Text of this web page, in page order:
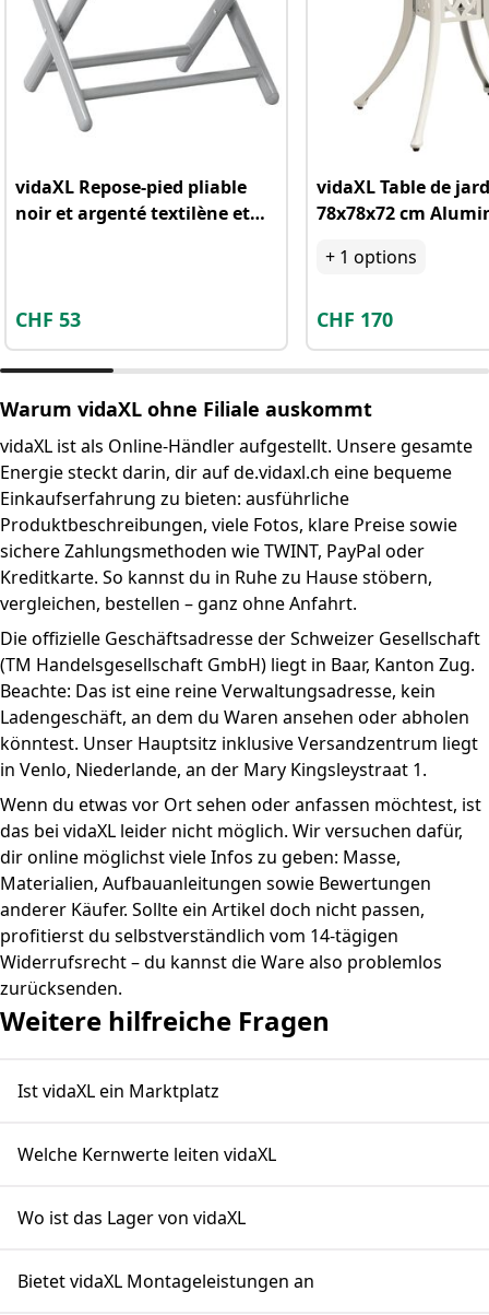
vidaXL Repose-pied pliable
noir et argenté textilène et
CHF 53
vidaXL Table de
78x78x72 cm
+ 1 options
CHF 170
Warum vidaXL ohne Filiale auskommt
vidaXL ist als Online-Händler aufgestellt. Unsere gesamte
Energie steckt darin, dir auf de.vidaxl.ch eine bequeme
Einkaufserfahrung zu bieten: ausführliche
Produktbeschreibungen, viele Fotos, klare Preise sowie
sichere Zahlungsmethoden wie TWINT, PayPal oder
Kreditkarte. So kannst du in Ruhe zu Hause stöbern,
vergleichen, bestellen – ganz ohne Anfahrt.
Die offizielle Geschäftsadresse der Schweizer Gesellschaft
(TM Handelsgesellschaft GmbH) liegt in Baar, Kanton Zug.
Beachte: Das ist eine reine Verwaltungsadresse, kein
Ladengeschäft, an dem du Waren ansehen oder abholen
könntest. Unser Hauptsitz inklusive Versandzentrum liegt
in Venlo, Niederlande, an der Mary Kingsleystraat 1.
Wenn du etwas vor Ort sehen oder anfassen möchtest, ist
das bei vidaXL leider nicht möglich. Wir versuchen dafür,
dir online möglichst viele Infos zu geben: Masse,
Materialien, Aufbauanleitungen sowie Bewertungen
anderer Käufer. Sollte ein Artikel doch nicht passen,
profitierst du selbstverständlich vom 14-tägigen
Widerrufsrecht – du kannst die Ware also problemlos
zurücksenden.
Weitere hilfreiche Fragen
Ist vidaXL ein Marktplatz
Welche Kernwerte leiten vidaXL
Wo ist das Lager von vidaXL
Bietet vidaXL Montageleistungen an